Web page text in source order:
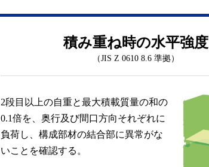
積み重ね時の水平強度
（JIS Z 0610 8.6 準拠）
2段目以上の自重と最大積載質量の和の
0.1倍を、奥行及び間口方向それぞれに
負荷し、構成部材の結合部に異常がな
いことを確認する。